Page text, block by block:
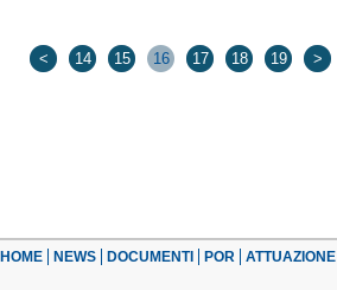
< 14 15 16 17 18 19 >
HOME NEWS DOCUMENTI POR ATTUAZIONE